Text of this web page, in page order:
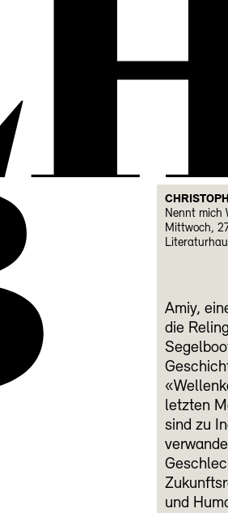
Nennt mich
Mittwoch,
Amiy,
die
letzten
sind zu
und